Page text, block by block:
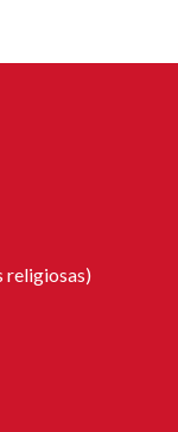
religiosas)